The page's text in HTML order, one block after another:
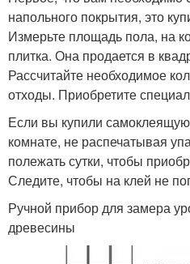
напольного покрытия, это
Измерьте площадь пола, на
плитка. Она продается в
Рассчитайте необходимое
отходы. Приобретите
Если вы купили
комнате, не распечатывая
полежать сутки, чтобы
Следите, чтобы на клей не
Ручной прибор для замера
древесины